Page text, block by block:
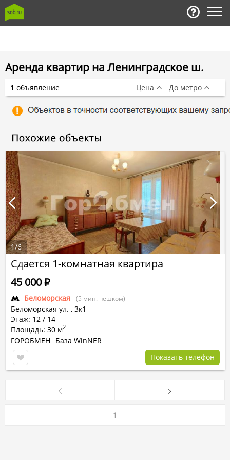
Аренда квартир на Ленинградское ш.
Сдается 1-комнатная квартира
Беломорская (5 мин. пешком)
Беломорская ул. , 3к1
Этаж: 12 / 14
Площадь: 30 м2
45 000Р
ГОРОБМЕН
База WinNER
Показать телефон
1/6
1 объявление Цена До метро
1